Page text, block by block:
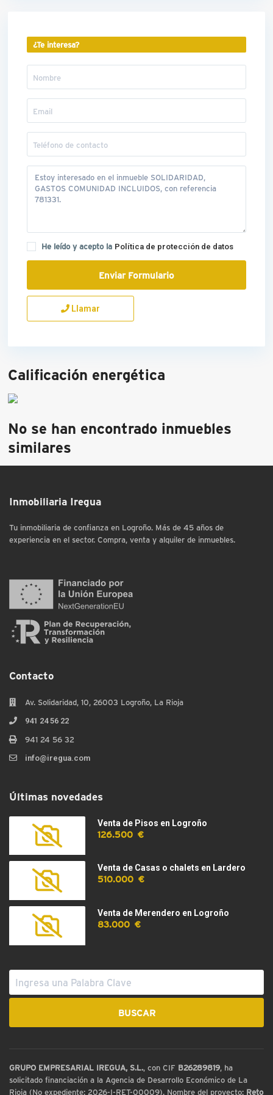
¿Te interesa?
He leído y acepto la Política de protección de datos
Llamar
Calificación energética
No se han encontrado inmuebles
similares
Inmobiliaria Iregua
Tu inmobiliaria de confianza en Logroño. Más de 45 años de
experiencia en el sector. Compra, venta y alquiler de inmuebles.
Contacto
Av. Solidaridad, 10, 26003 Logroño, La Rioja
941 24 56 22
941 24 56 32
info@iregua.com
Últimas novedades
Venta de Pisos en Logroño
126.500 €
Venta de Casas o chalets en Lardero
510.000 €
Venta de Merendero en Logroño
83.000 €
GRUPO EMPRESARIAL IREGUA, S.L., con CIF B26289819, ha
solicitado financiación a la Agencia de Desarrollo Económico de La
Rioja (No expediente: 2026-I-RET-00009). Nombre del proyecto: Reto